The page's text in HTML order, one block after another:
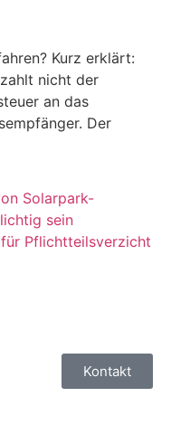
Kurz erklärt:
nicht der
an das
Der
Solarpark-
sein
Pflichtteilsverzicht
Kontakt